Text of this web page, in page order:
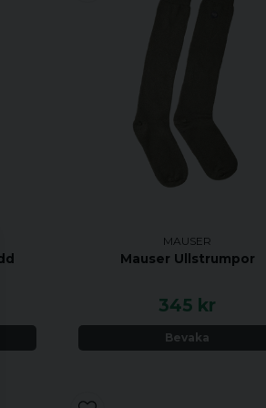
MAUSER
Mauser Ullstrumpor
345 kr
Bevaka